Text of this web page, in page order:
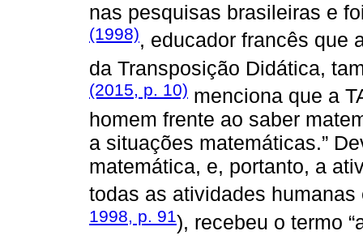
nas pesquisas brasileiras e
(1998), educador francês que
da Transposição Didática,
(2015, p. 10) menciona que a
homem frente ao saber
a situações matemáticas.”
matemática, e, portanto, a
todas as atividades humanas
1998, p. 91), recebeu o termo